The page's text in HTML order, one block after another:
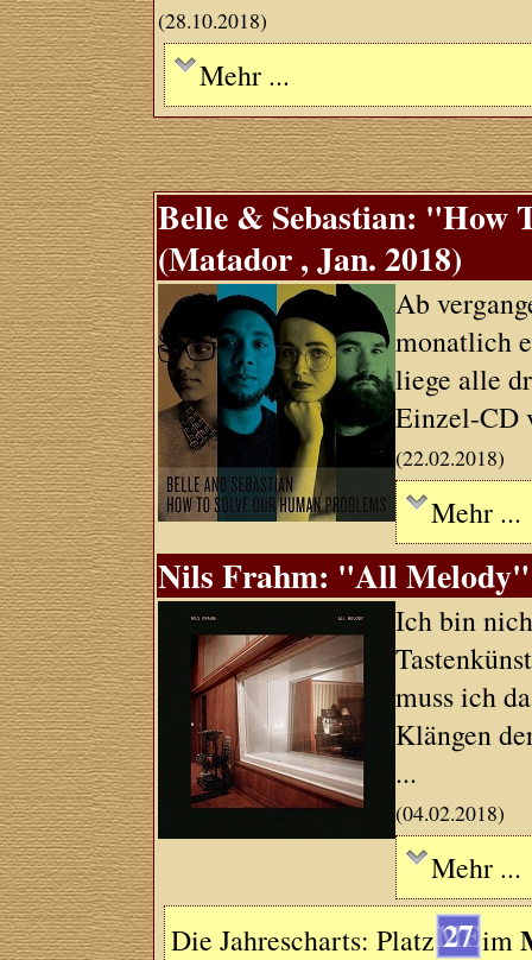
(28.10.2018)
Mehr ...
Belle & Sebastian: "How
(Matador , Jan. 2018)
Ab
monatlich
liege alle
Einzel-CD
(22.02.2018)
Mehr ...
Nils Frahm: "All Melody"
Ich bin
muss ich
Klängen
...
(04.02.2018)
Mehr ...
Die Jahrescharts: Platz 27 im